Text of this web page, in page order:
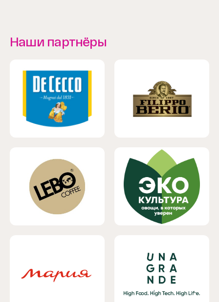
Наши партнёры